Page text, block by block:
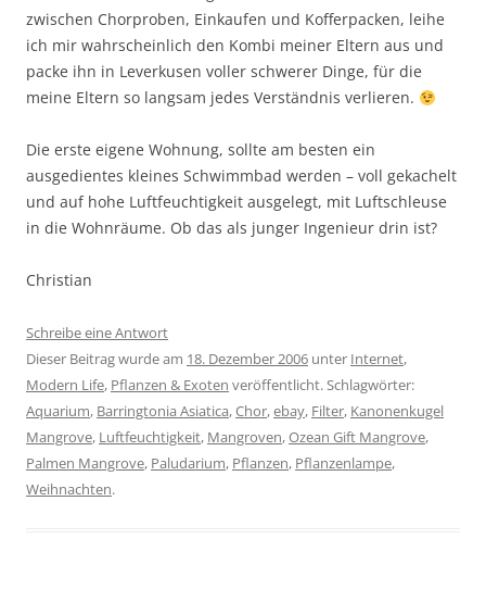
zwischen Chorproben, Einkaufen und Kofferpacken, leihe
ich mir wahrscheinlich den Kombi meiner Eltern aus und
packe ihn in Leverkusen voller schwerer Dinge, für die
meine Eltern so langsam jedes Verständnis verlieren.
Die erste eigene Wohnung, sollte am besten ein
ausgedientes kleines Schwimmbad werden – voll gekachelt
und auf hohe Luftfeuchtigkeit ausgelegt, mit Luftschleuse
in die Wohnräume. Ob das als junger Ingenieur drin ist?
Christian
Schreibe eine Antwort
Dieser Beitrag wurde am 18. Dezember 2006 unter Internet,
Modern Life, Pflanzen & Exoten veröffentlicht. Schlagwörter:
Aquarium, Barringtonia Asiatica,Chor,ebay, Filter, Kanonenkugel
Mangrove, Luftfeuchtigkeit, Mangroven,Ozean Gift Mangrove,
Palmen Mangrove, Paludarium, Pflanzen, Pflanzenlampe,
Weihnachten.